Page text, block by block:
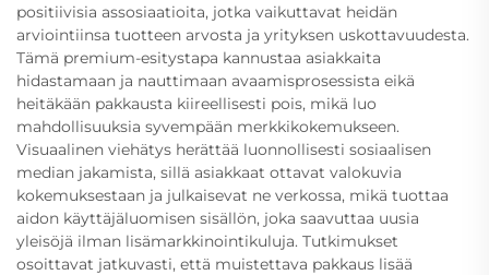
positiivisia assosiaatioita, jotka vaikuttavat heidän
arviointiinsa tuotteen arvosta ja yrityksen uskottavuudesta.
Tämä premium-esitystapa kannustaa asiakkaita
hidastamaan ja nauttimaan avaamisprosessista eikä
heitäkään pakkausta kiireellisesti pois, mikä luo
mahdollisuuksia syvempään merkkikokemukseen.
Visuaalinen viehätys herättää luonnollisesti sosiaalisen
median jakamista, sillä asiakkaat ottavat valokuvia
kokemuksestaan ja julkaisevat ne verkossa, mikä tuottaa
aidon käyttäjäluomisen sisällön, joka saavuttaa uusia
yleisöjä ilman lisämarkkinointikuluja. Tutkimukset
osoittavat jatkuvasti, että muistettava pakkaus lisää